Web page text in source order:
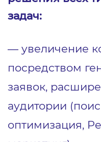
задач:
― увеличение
посредством
заявок,
аудитории
оптимизация,